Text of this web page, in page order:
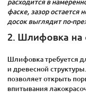
расходится в
фаске, зазор
досок выглядит по-
2. Шлифовка на
Шлифовка требуется
и древесной
позволяет открыть
впитывания